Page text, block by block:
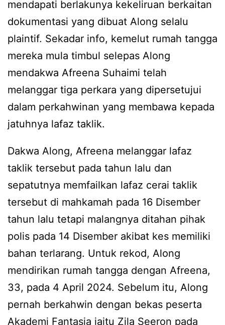
mendapati berlakunya kekeliruan berkaitan
dokumentasi yang dibuat Along selalu
plaintif. Sekadar info, kemelut rumah tangga
mereka mula timbul selepas Along
mendakwa Afreena Suhaimi telah
melanggar tiga perkara yang dipersetujui
dalam perkahwinan yang membawa kepada
jatuhnya lafaz taklik.
Dakwa Along, Afreena melanggar lafaz
taklik tersebut pada tahun lalu dan
sepatutnya memfailkan lafaz cerai taklik
tersebut di mahkamah pada 16 Disember
tahun lalu tetapi malangnya ditahan pihak
polis pada 14 Disember akibat kes memiliki
bahan terlarang. Untuk rekod, Along
mendirikan rumah tangga dengan Afreena,
33, pada 4 April 2024. Sebelum itu, Along
pernah berkahwin dengan bekas peserta
Akademi Fantasia iaitu Zila Seeron pada